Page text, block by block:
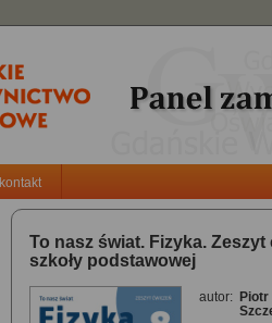
kontakt
To nasz świat. Fizyka.
szkoły podstawowej
autor: